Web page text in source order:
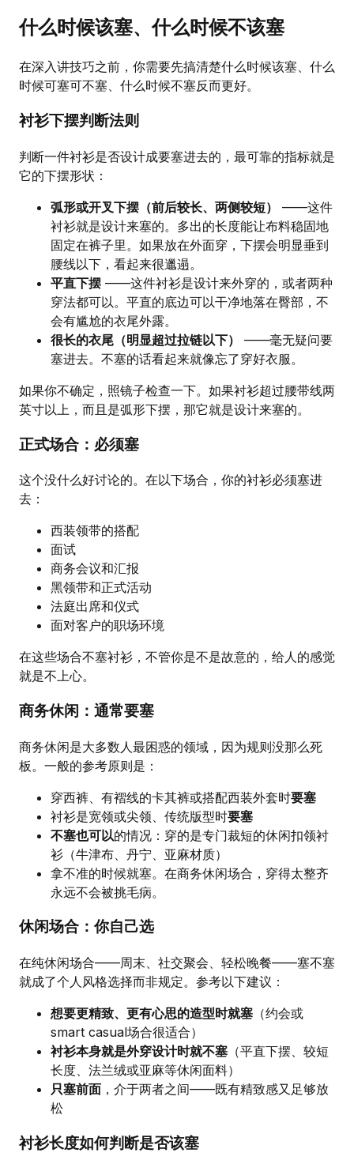
什么时候该塞、什么时候不该塞
在深入讲技巧之前，你需要先搞清楚什么时候该塞、什么
时候可塞可不塞、什么时候不塞反而更好。
衬衫下摆判断法则
判断一件衬衫是否设计成要塞进去的，最可靠的指标就是
它的下摆形状：
弧形或开叉下摆（前后较长、两侧较短）
——这件
衬衫就是设计来塞的。多出的长度能让布料稳固地
固定在裤子里。如果放在外面穿，下摆会明显垂到
腰线以下，看起来很邋遢。
平直下摆 ——这件衬衫是设计来外穿的，或者两种
穿法都可以。平直的底边可以干净地落在臀部，不
会有尴尬的衣尾外露。
很长的衣尾（明显超过拉链以下）
——毫无疑问要
塞进去。不塞的话看起来就像忘了穿好衣服。
如果你不确定，照镜子检查一下。如果衬衫超过腰带线两
英寸以上，而且是弧形下摆，那它就是设计来塞的。
正式场合：必须塞
这个没什么好讨论的。在以下场合，你的衬衫必须塞进
去：
西装领带的搭配
面试
商务会议和汇报
黑领带和正式活动
法庭出席和仪式
面对客户的职场环境
在这些场合不塞衬衫，不管你是不是故意的，给人的感觉
就是不上心。
商务休闲：通常要塞
商务休闲是大多数人最困惑的领域，因为规则没那么死
板。一般的参考原则是：
穿西裤、有褶线的卡其裤或搭配西装外套时要塞
衬衫是宽领或尖领、传统版型时要塞
不塞也可以的情况：穿的是专门裁短的休闲扣领衬
衫（牛津布、丹宁、亚麻材质）
拿不准的时候就塞。在商务休闲场合，穿得太整齐
永远不会被挑毛病。
休闲场合：你自己选
在纯休闲场合——周末、社交聚会、轻松晚餐——塞不塞
就成了个人风格选择而非规定。参考以下建议：
想要更精致、更有心思的造型时就塞 （约会或
smart casual场合很适合）
衬衫本身就是外穿设计时就不塞 （平直下摆、较短
长度、法兰绒或亚麻等休闲面料）
只塞前面 ，介于两者之间——既有精致感又足够放
松
衬衫长度如何判断是否该塞